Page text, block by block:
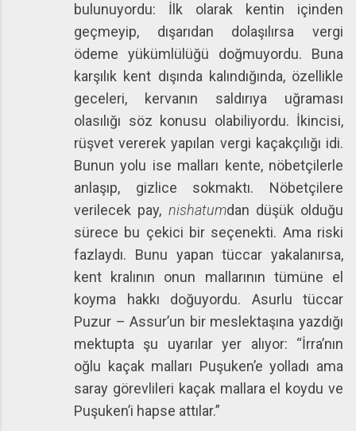
bulunuyordu: İlk olarak kentin içinden
geçmeyip, dışarıdan dolaşılırsa vergi
ödeme yükümlülüğü doğmuyordu. Buna
karşılık kent dışında kalındığında, özellikle
geceleri, kervanın saldırıya uğraması
olasılığı söz konusu olabiliyordu. İkincisi,
rüşvet vererek yapılan vergi kaçakçılığı idi.
Bunun yolu ise malları kente, nöbetçilerle
anlaşıp, gizlice sokmaktı. Nöbetçilere
verilecek pay, nishatumdan düşük olduğu
sürece bu çekici bir seçenekti. Ama riski
fazlaydı. Bunu yapan tüccar yakalanırsa,
kent kralının onun mallarının tümüne el
koyma hakkı doğuyordu. Asurlu tüccar
Puzur – Assur’un bir meslektaşına yazdığı
mektupta şu uyarılar yer alıyor: “İrra’nın
oğlu kaçak malları Puşuken’e yolladı ama
saray görevlileri kaçak mallara el koydu ve
Puşuken’i hapse attılar.”